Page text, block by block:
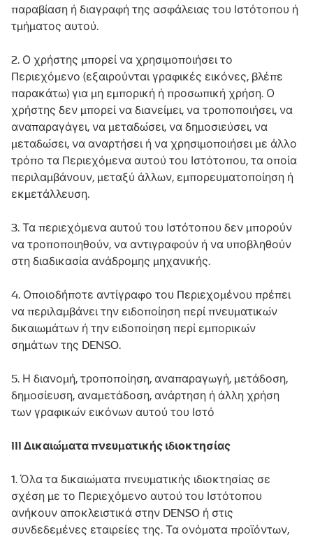
παραβίαση ή διαγραφή της ασφάλειας του Ιστότοπου ή
τμήματος αυτού.
2. Ο χρήστης μπορεί να χρησιμοποιήσει το
Περιεχόμενο (εξαιρούνται γραφικές εικόνες, βλέπε
παρακάτω) για μη εμπορική ή προσωπική χρήση. Ο
χρήστης δεν μπορεί να διανείμει, να τροποποιήσει, να
αναπαραγάγει, να μεταδώσει, να δημοσιεύσει, να
μεταδώσει, να αναρτήσει ή να χρησιμοποιήσει με άλλο
τρόπο τα Περιεχόμενα αυτού του Ιστότοπου, τα οποία
περιλαμβάνουν, μεταξύ άλλων, εμπορευματοποίηση ή
εκμετάλλευση.
3. Τα περιεχόμενα αυτού του Ιστότοπου δεν μπορούν
να τροποποιηθούν, να αντιγραφούν ή να υποβληθούν
στη διαδικασία ανάδρομης μηχανικής.
4. Οποιοδήποτε αντίγραφο του Περιεχομένου πρέπει
να περιλαμβάνει την ειδοποίηση περί πνευματικών
δικαιωμάτων ή την ειδοποίηση περί εμπορικών
σημάτων της DENSO.
5. Η διανομή, τροποποίηση, αναπαραγωγή, μετάδοση,
δημοσίευση, αναμετάδοση, ανάρτηση ή άλλη χρήση
των γραφικών εικόνων αυτού του Ιστό
III Δικαιώματα πνευματικής ιδιοκτησίας
1. Όλα τα δικαιώματα πνευματικής ιδιοκτησίας σε
σχέση με το Περιεχόμενο αυτού του Ιστότοπου
ανήκουν αποκλειστικά στην DENSO ή στις
συνδεδεμένες εταιρείες της. Τα ονόματα προϊόντων,